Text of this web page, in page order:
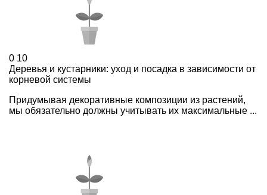
0 10
Деревья и кустарники: уход и посадка в зависимости от
корневой системы
Придумывая декоративные композиции из растений,
мы обязательно должны учитывать их максимальные ...